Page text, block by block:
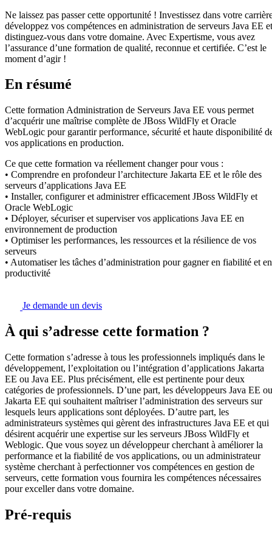
Ne laissez pas passer cette opportunité ! Investissez dans votre
développez vos compétences en administration de serveurs Java EE et
distinguez-vous dans votre domaine. Avec Expertisme, vous avez
l’assurance d’une formation de qualité, reconnue et certifiée. C’est le
moment d’agir !
En résumé
Cette formation Administration de Serveurs Java EE vous permet
d’acquérir une maîtrise complète de JBoss WildFly et Oracle
WebLogic pour garantir performance, sécurité et haute disponibilité
vos applications en production.
Ce que cette formation va réellement changer pour vous :
• Comprendre en profondeur l’architecture Jakarta EE et le rôle des
serveurs d’applications Java EE
• Installer, configurer et administrer efficacement JBoss WildFly et
Oracle WebLogic
• Déployer, sécuriser et superviser vos applications Java EE en
environnement de production
• Optimiser les performances, les ressources et la résilience de vos
serveurs
• Automatiser les tâches d’administration pour gagner en fiabilité et en
productivité
Je demande un devis
À qui s’adresse cette formation ?
Cette formation s’adresse à tous les professionnels impliqués dans le
développement, l’exploitation ou l’intégration d’applications Jakarta
EE ou Java EE. Plus précisément, elle est pertinente pour deux
catégories de professionnels. D’une part, les développeurs Java EE ou
Jakarta EE qui souhaitent maîtriser l’administration des serveurs sur
lesquels leurs applications sont déployées. D’autre part, les
administrateurs systèmes qui gèrent des infrastructures Java EE et qui
désirent acquérir une expertise sur les serveurs JBoss WildFly et
Weblogic. Que vous soyez un développeur cherchant à améliorer la
performance et la fiabilité de vos applications, ou un administrateur
système cherchant à perfectionner vos compétences en gestion de
serveurs, cette formation vous fournira les compétences nécessaires
pour exceller dans votre domaine.
Pré-requis